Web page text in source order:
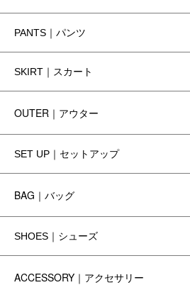
PANTS｜パンツ
SKIRT｜スカート
OUTER｜アウター
SET UP｜セットアップ
BAG｜バッグ
SHOES｜シューズ
ACCESSORY｜アクセサリー